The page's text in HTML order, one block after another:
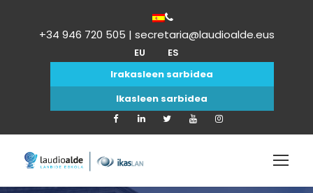
+34 946 720 505 | secretaria@laudioalde.eus
EU
ES
Irakasleen sarbidea
Ikasleen sarbidea